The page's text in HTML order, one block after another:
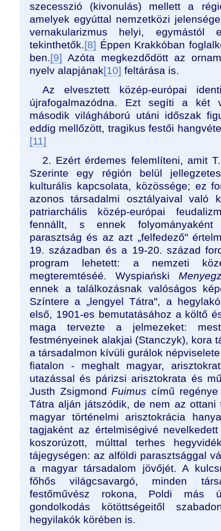
szecesszió (kivonulás) mellett a
amelyek egyúttal nemzetközi
vernakularizmus helyi, egymástól
tekinthetők.[8] Éppen Krakkóban
ben.[9] Azóta megkezdődött az
nyelv alapjának[10] feltárása is.
Az elvesztett közép-európai
újrafogalmazódna. Ezt segíti a két
második világháború utáni időszak
eddig mellőzött, tragikus festői
[11]
2. Ezért érdemes felemlíteni, amit
Szerinte egy régión belül
kulturális kapcsolata, közössége; ez
azonos társadalmi osztályaival való
patriarchális közép-európai
fennállt, s ennek
parasztság és az azt „felfedező"
19. században és a 19-20. század
program lehetett: a nemzeti
megteremtéséé. Wyspiański
ennek a találkozásnak valóságos
Színtere a „lengyel Tátra", a
első, 1901-es bemutatásához a költő
maga tervezte a jelmezeket:
festményeinek alakjai (Stanczyk), kora
a társadalmon kívüli gurálok
fiatalon - meghalt magyar,
utazással és párizsi arisztokrata és
Justh Zsigmond Fuimus című
Tátra alján játszódik, de nem az ottani
magyar történelmi arisztokrácia
tagjaként az értelmiségivé
koszorúzott, múlttal terhes
tájegységen: az alföldi parasztsággal
a magyar társadalom jövőjét. A
főhős világcsavargó, minden
festőművész rokona, Poldi más
gondolkodás kötöttségeitől
hegyilakók körében is.